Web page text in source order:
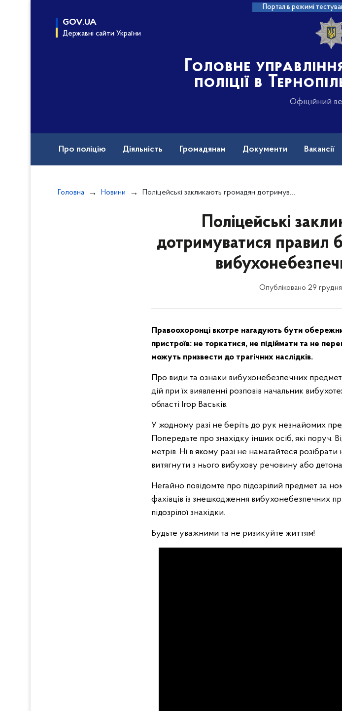
Портал в режимі
GOV.UA
Державні сайти України
Головне
поліції в
Офіційний
Про поліцію Діяльність Громадянам Документи Вакансії
Головна Новини Поліцейські закликають громадян дотримуватися правил безпеки при виявленні вибухонебезпечних предметів
Поліцейські
дотримуватися правил
Опубліковано 29
Правоохоронці вкотре нагадують бути
пристроїв: не торкатися, не підіймати та не
можуть призвести до трагічних наслідків.
Про види та ознаки вибухонебезпечних
дій при їх виявленні розповів начальник
області Ігор Васьків.
У жодному разі не беріть до рук незнайомих
Попередьте про знахідку інших осіб, які поруч.
метрів. Ні в якому разі не намагайтеся
витягнути з нього вибухову речовину або
Негайно повідомте про підозрілий предмет за
фахівців із знешкодження вибухонебезпечних
підозрілої знахідки.
Будьте уважними та не ризикуйте життям!